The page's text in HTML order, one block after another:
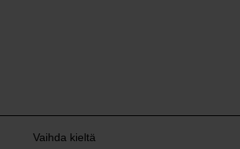
Vaihda kieltä